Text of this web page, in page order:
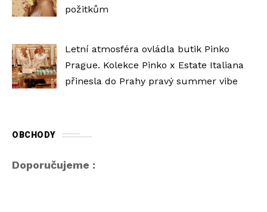
požitkům
Letní atmosféra ovládla butik Pinko
Prague. Kolekce Pinko x Estate Italiana
přinesla do Prahy pravý summer vibe
OBCHODY
Doporučujeme :